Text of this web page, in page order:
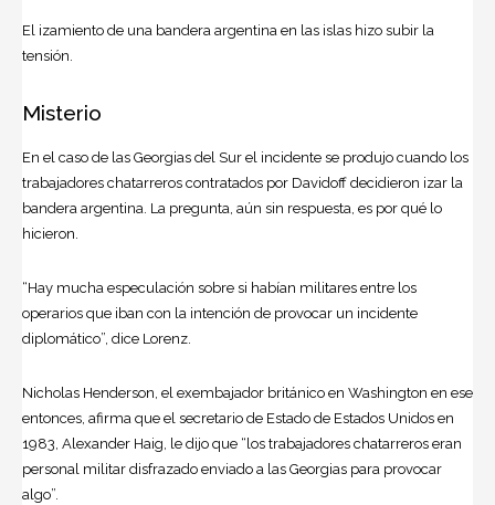
El izamiento de una bandera argentina en las islas hizo subir la
tensión.
Misterio
En el caso de las Georgias del Sur el incidente se produjo cuando los
trabajadores chatarreros contratados por Davidoff decidieron izar la
bandera argentina. La pregunta, aún sin respuesta, es por qué lo
hicieron.
“Hay mucha especulación sobre si habían militares entre los
operarios que iban con la intención de provocar un incidente
diplomático”, dice Lorenz.
Nicholas Henderson, el exembajador británico en Washington en ese
entonces, afirma que el secretario de Estado de Estados Unidos en
1983, Alexander Haig, le dijo que “los trabajadores chatarreros eran
personal militar disfrazado enviado a las Georgias para provocar
algo”.